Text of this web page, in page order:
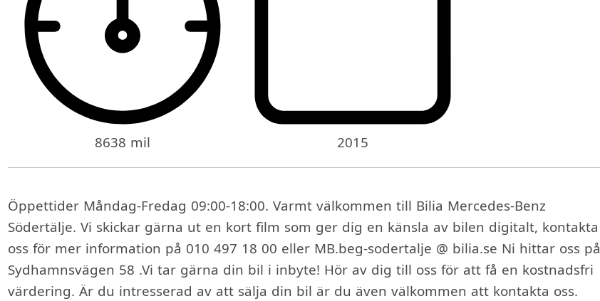
8638 mil 2015
Öppettider Måndag-Fredag 09:00-18:00. Varmt välkommen till Bilia Mercedes-Benz
Södertälje. Vi skickar gärna ut en kort film som ger dig en känsla av bilen digitalt, kontakta
oss för mer information på 010 497 18 00 eller MB.beg-sodertalje @ bilia.se Ni hittar oss på
Sydhamnsvägen 58 .Vi tar gärna din bil i inbyte! Hör av dig till oss för att få en kostnadsfri
värdering. Är du intresserad av att sälja din bil är du även välkommen att kontakta oss.